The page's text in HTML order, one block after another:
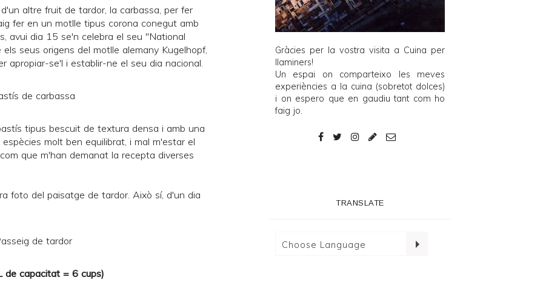
altre fruit de tardor, la carbassa, per fer
fer en un motlle tipus corona conegut amb
avui dia 15 se'n celebra el seu "National
seus origens del motlle alemany Kugelhopf,
apropiar-se'l i establir-ne el seu dia nacional.
tipus bescuit de textura densa i amb una
molt ben equilibrat, i mal m'estar el
que m'han demanat la recepta diverses
foto del paisatge de tardor. Això sí, d'un dia
de capacitat = 6 cups)
Gràcies per la vostra visita a Cuina per
llaminers!
Un espai on comparteixo les meves
experiències a la cuina (sobretot dolces)
i on espero que en gaudiu tant com ho
faig jo.
TRANSLATE